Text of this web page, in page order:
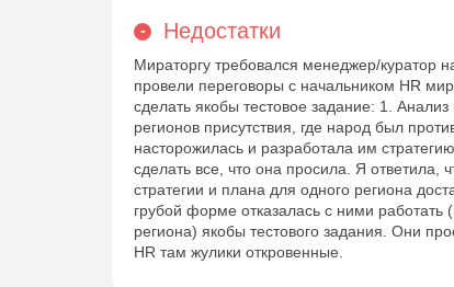
Недостатки
Мираторгу требовался менеджер/куратор
провели переговоры с начальником HR
сделать якобы тестовое задание: 1.
регионов присутствия, где народ был
насторожилась и разработала им
сделать все, что она просила. Я ответила,
стратегии и плана для одного региона
грубой форме отказалась с ними
региона) якобы тестового задания. Они
HR там жулики откровенные.